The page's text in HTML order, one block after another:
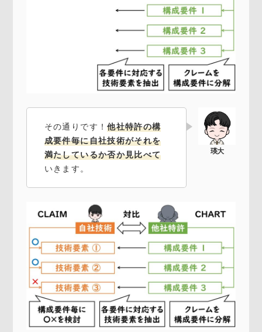
その通りです！他社特許の構
成要件毎に自社技術がそれを
満たしているか否か見比べて
いきます。